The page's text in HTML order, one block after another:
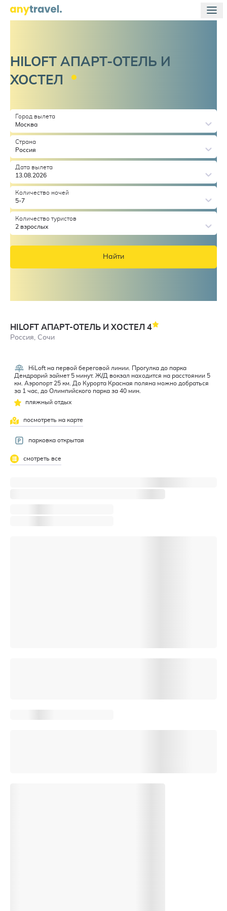
HILOFT АПАРТ-ОТЕЛЬ И
ХОСТЕЛ
Город вылета
Москва
Страна
Россия
Дата вылета
13.08.2026
Количество ночей
5-7
Количество туристов
2 взрослых
Найти
HILOFT АПАРТ-ОТЕЛЬ И ХОСТЕЛ 4
Россия, Сочи
HiLoft на первой береговой линии. Прогулка до парка
Дендрарий займет 5 минут. Ж/Д вокзал находится на расстоянии 5
км. Аэропорт 25 км. До Курорта Красная поляна можно добраться
за 1 час, до Олимпийского парка за 40 мин.
пляжный отдых
посмотреть на карте
парковка открытая
смотреть все